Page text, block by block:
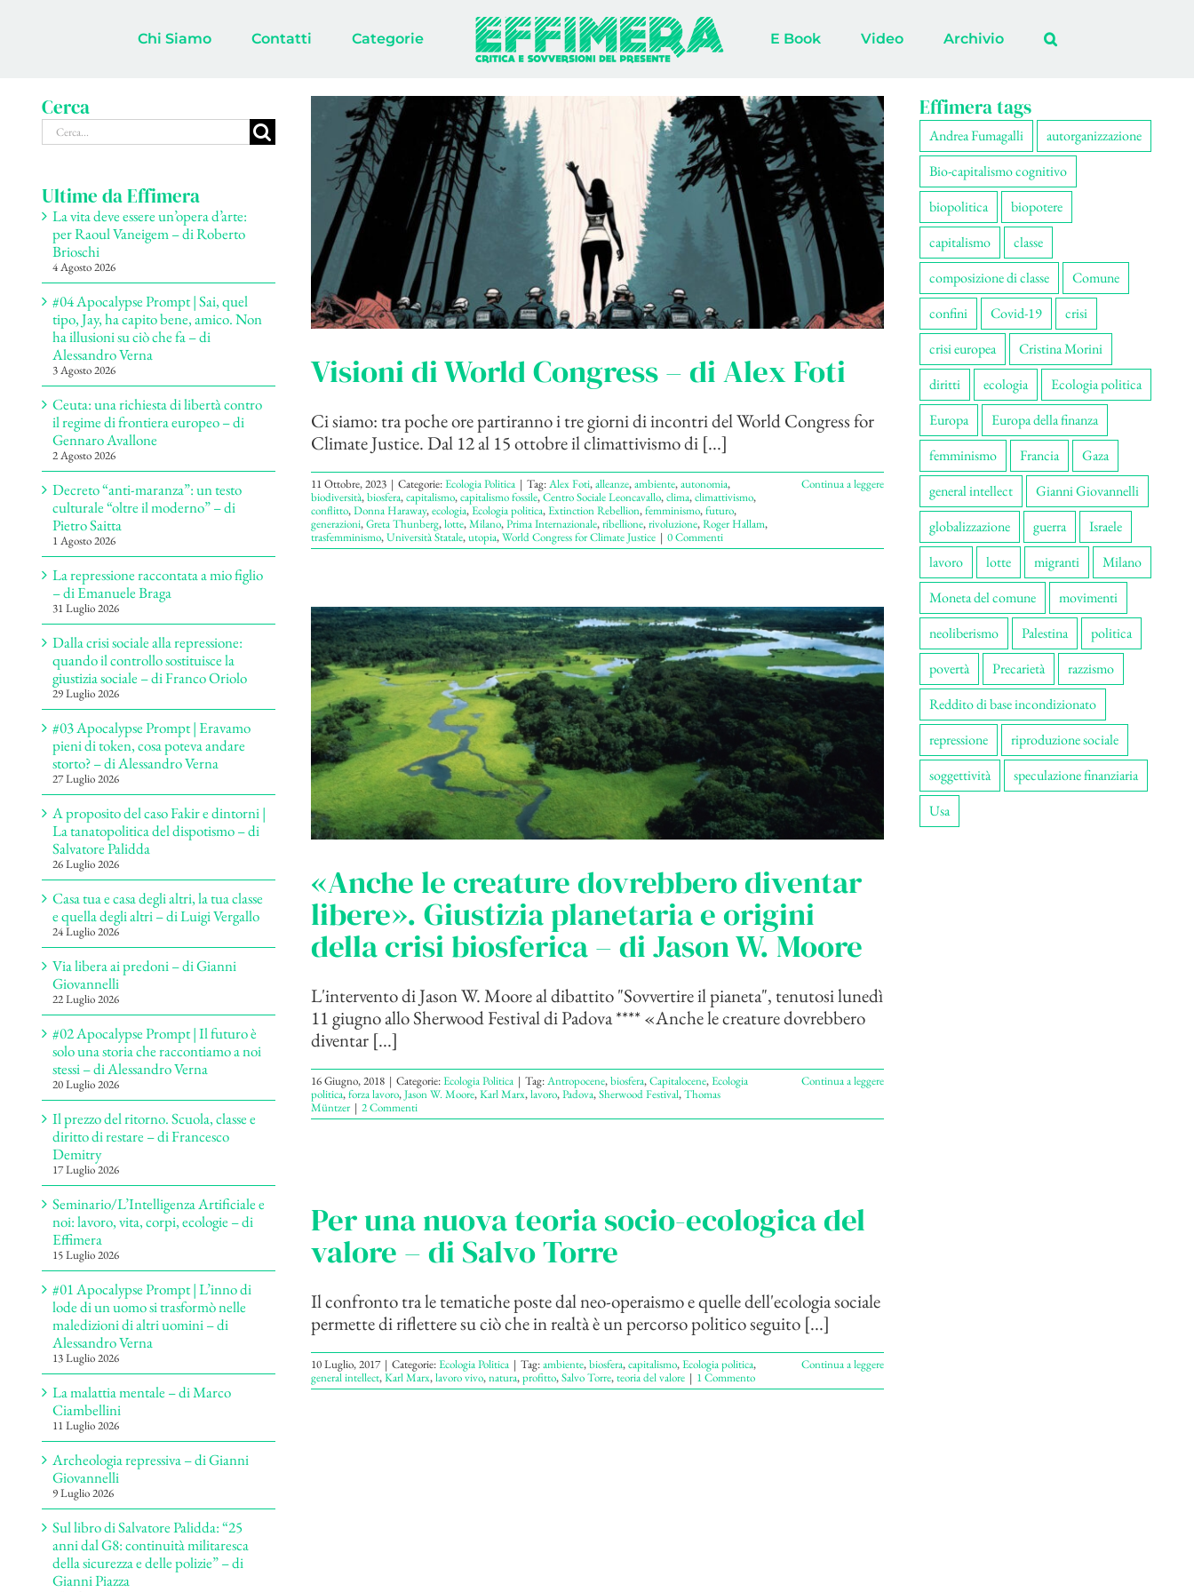
Chi Siamo Contatti Categorie E Book Video Archivio
Visioni di World Congress – di Alex Foti
Ci siamo: tra poche ore partiranno i tre giorni di incontri del World Congress for
Climate Justice. Dal 12 al 15 ottobre il climattivismo di [...]
11 Ottobre, 2023 | Categorie:Ecologia Politica | Tag:Alex Foti,alleanze,ambiente,autonomia,
biodiversità,biosfera,capitalismo,capitalismo fossile,Centro Sociale Leoncavallo,clima,climattivismo,
conflitto,Donna Haraway,ecologia,Ecologia politica,Extinction Rebellion,femminismo,futuro,
generazioni,Greta Thunberg,lotte,Milano,Prima Internazionale,ribellione,rivoluzione,Roger Hallam,
trasfemminismo,Università Statale,utopia,World Congress for Climate Justice | 0 Commenti
Continua a leggere
«Anche le creature dovrebbero diventar
libere». Giustizia planetaria e origini
della crisi biosferica – di Jason W. Moore
L'intervento di Jason W. Moore al dibattito "Sovvertire il pianeta", tenutosi lunedì
11 giugno allo Sherwood Festival di Padova **** «Anche le creature dovrebbero
diventar [...]
16 Giugno, 2018 | Categorie:Ecologia Politica | Tag:Antropocene,biosfera,Capitalocene,Ecologia
politica,forza lavoro,Jason W. Moore,Karl Marx,lavoro,Padova,Sherwood Festival,Thomas
Müntzer | 2 Commenti
Continua a leggere
Per una nuova teoria socio-ecologica del
valore – di Salvo Torre
Il confronto tra le tematiche poste dal neo-operaismo e quelle dell'ecologia sociale
permette di riflettere su ciò che in realtà è un percorso politico seguito [...]
10 Luglio, 2017 | Categorie:Ecologia Politica | Tag:ambiente,biosfera,capitalismo,Ecologia politica,
general intellect,Karl Marx,lavoro vivo,natura,profitto,Salvo Torre,teoria del valore | 1 Commento
Continua a leggere
Cerca
Cerca
per:
Ultime da Effimera
La vita deve essere un’opera d’arte:
per Raoul Vaneigem – di Roberto
Brioschi
4 Agosto 2026
#04 Apocalypse Prompt | Sai, quel
tipo, Jay, ha capito bene, amico. Non
ha illusioni su ciò che fa – di
Alessandro Verna
3 Agosto 2026
Ceuta: una richiesta di libertà contro
il regime di frontiera europeo – di
Gennaro Avallone
2 Agosto 2026
Decreto “anti-maranza”: un testo
culturale “oltre il moderno” – di
Pietro Saitta
1 Agosto 2026
La repressione raccontata a mio figlio
– di Emanuele Braga
31 Luglio 2026
Dalla crisi sociale alla repressione:
quando il controllo sostituisce la
giustizia sociale – di Franco Oriolo
29 Luglio 2026
#03 Apocalypse Prompt | Eravamo
pieni di token, cosa poteva andare
storto? – di Alessandro Verna
27 Luglio 2026
A proposito del caso Fakir e dintorni |
La tanatopolitica del dispotismo – di
Salvatore Palidda
26 Luglio 2026
Casa tua e casa degli altri, la tua classe
e quella degli altri – di Luigi Vergallo
24 Luglio 2026
Via libera ai predoni – di Gianni
Giovannelli
22 Luglio 2026
#02 Apocalypse Prompt | Il futuro è
solo una storia che raccontiamo a noi
stessi – di Alessandro Verna
20 Luglio 2026
Il prezzo del ritorno. Scuola, classe e
diritto di restare – di Francesco
Demitry
17 Luglio 2026
Seminario/L’Intelligenza Artificiale e
noi: lavoro, vita, corpi, ecologie – di
Effimera
15 Luglio 2026
#01 Apocalypse Prompt | L’inno di
lode di un uomo si trasformò nelle
maledizioni di altri uomini – di
Alessandro Verna
13 Luglio 2026
La malattia mentale – di Marco
Ciambellini
11 Luglio 2026
Archeologia repressiva – di Gianni
Giovannelli
9 Luglio 2026
Sul libro di Salvatore Palidda: “25
anni dal G8: continuità militaresca
della sicurezza e delle polizie” – di
Gianni Piazza
Effimera tags
Andrea Fumagalli
autorganizzazione
Bio-capitalismo cognitivo
biopolitica
biopotere
capitalismo
classe
composizione di classe
Comune
confini
Covid-19
crisi
crisi europea
Cristina Morini
diritti
ecologia
Ecologia politica
Europa
Europa della finanza
femminismo
Francia
Gaza
general intellect
Gianni Giovannelli
globalizzazione
guerra
Israele
lavoro
lotte migranti
Milano
Moneta del comune
movimenti
neoliberismo
Palestina
politica
povertà
Precarietà
razzismo
Reddito di base incondizionato
repressione
riproduzione sociale
soggettività
speculazione finanziaria
Usa